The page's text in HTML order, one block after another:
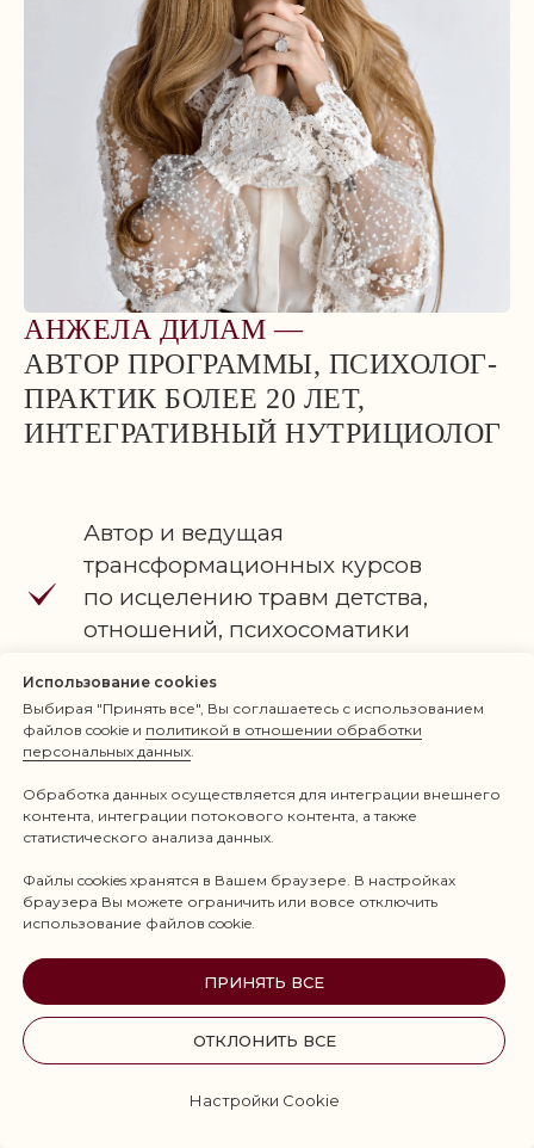
Использование cookies
Выбирая "Принять все", Вы соглашаетесь с использованием
файлов cookie и политикой в отношении обработки
персональных данных
Обработка данных осуществляется для интеграции внешнего
контента, интеграции потокового контента, а также
статистического анализа данных.
Файлы cookies хранятся в Вашем браузере. В настройках
браузера Вы можете ограничить или вовсе отключить
использование файлов cookie.
ПРИНЯТЬ ВСЕ
ОТКЛОНИТЬ ВСЕ
Настройки Cookie
АНЖЕЛА ДИЛАМ —
АВТОР ПРОГРАММЫ, ПСИХОЛОГ-
ПРАКТИК БОЛЕЕ 20 ЛЕТ,
ИНТЕГРАТИВНЫЙ НУТРИЦИОЛОГ
Автор и ведущая
трансформационных курсов
по исцелению травм детства,
отношений, психосоматики
Более 16 лет клинической работы
(в том числе в медицинских
учреждениях)
программ для персонала
и родителей детского хосписа
Международный преподаватель
нейро-медитации и гормоно-
активирующей медитации